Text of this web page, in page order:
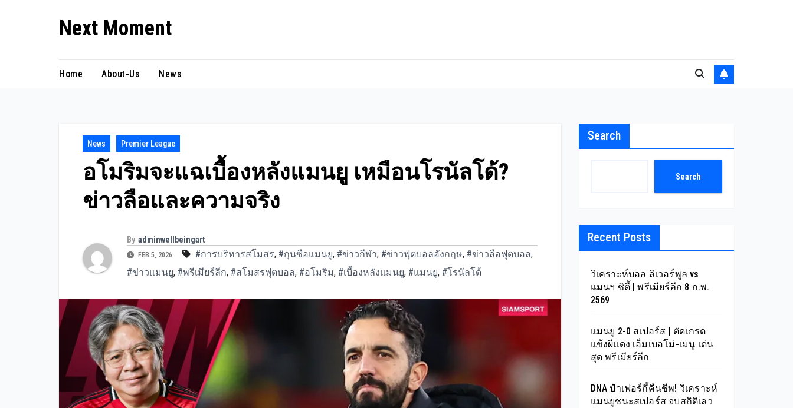
Next Moment
Home About-Us News
News Premier League
อโมริมจะแฉเบื้องหลังแมนยู เหมือนโรนัลโด้?
ข่าวลือและความจริง
By adminwellbeingart
FEB 5, 2026 #การบริหารสโมสร, #กุนซือแมนยู, #ข่าวกีฬา, #ข่าวฟุตบอลอังกฤษ, #ข่าวลือฟุตบอล,
#ข่าวแมนยู, #พรีเมียร์ลีก, #สโมสรฟุตบอล, #อโมริม, #เบื้องหลังแมนยู, #แมนยู, #โรนัลโด้
Search
Search
Recent Posts
วิเคราะห์บอล ลิเวอร์พูล vs
แมนฯ ซิตี้ | พรีเมียร์ลีก 8 ก.พ.
2569
แมนยู 2-0 สเปอร์ส | ตัดเกรด
แข้งผีแดง เอ็มเบอโม่-เมนู เด่น
สุด พรีเมียร์ลีก
DNA ป๋าเฟอร์กี้คืนชีพ! วิเคราะห์
แมนยูชนะสเปอร์ส จบสถิติเลว